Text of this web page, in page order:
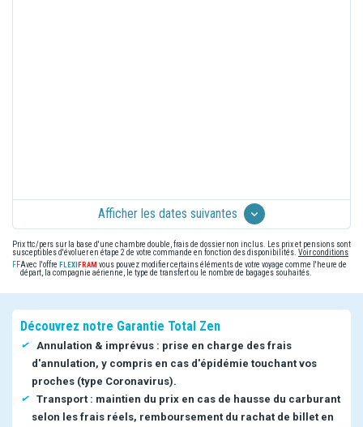
Afficher les dates suivantes
Prix ttc/pers sur la base d'une chambre double, frais de dossier non inclus. Les prix et pensions sont
susceptibles d'évoluer en étape 2 de votre commande en fonction des disponibilités. Voir conditions
Avec l'offre
vous pouvez modifier certains éléments de votre voyage comme l'heure de
départ, la compagnie aérienne, le type de transfert ou le nombre de bagages souhaités.
Découvrez notre Garantie Total Zen
Annulation & imprévus : prise en charge des frais
d'annulation, y compris en cas d'épidémie touchant vos
proches (type Coronavirus).
Transport : maintien du prix en cas de hausse du carburant
selon les frais réels, remboursement du rachat de billet en